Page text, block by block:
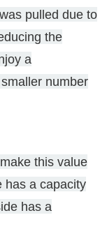
pulled due to
the
a
number
this value
has a capacity
has a